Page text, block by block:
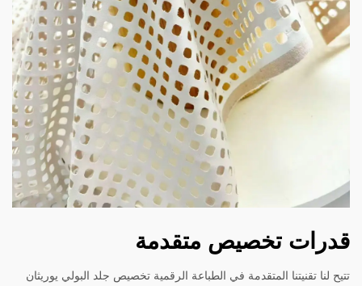
قدرات تخصيص متقدمة
تتيح لنا تقنيتنا المتقدمة في الطباعة الرقمية تخصيص جلد البولي يوريثان